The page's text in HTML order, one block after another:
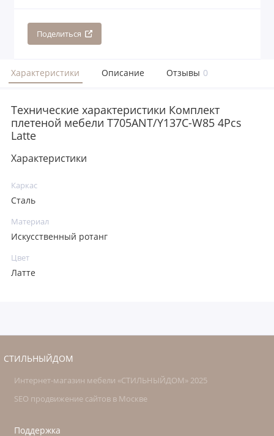
Поделиться
Характеристики Описание Отзывы 0
Технические характеристики Комплект
плетеной мебели T705ANT/Y137C-W85 4Pcs
Latte
Характеристики
Каркас
Сталь
Материал
Искусственный ротанг
Цвет
Латте
СТИЛЬНЫЙДОМ
Интернет-магазин мебели «СТИЛЬНЫЙДОМ» 2025
SEO продвижение сайтов в Москве
Поддержка